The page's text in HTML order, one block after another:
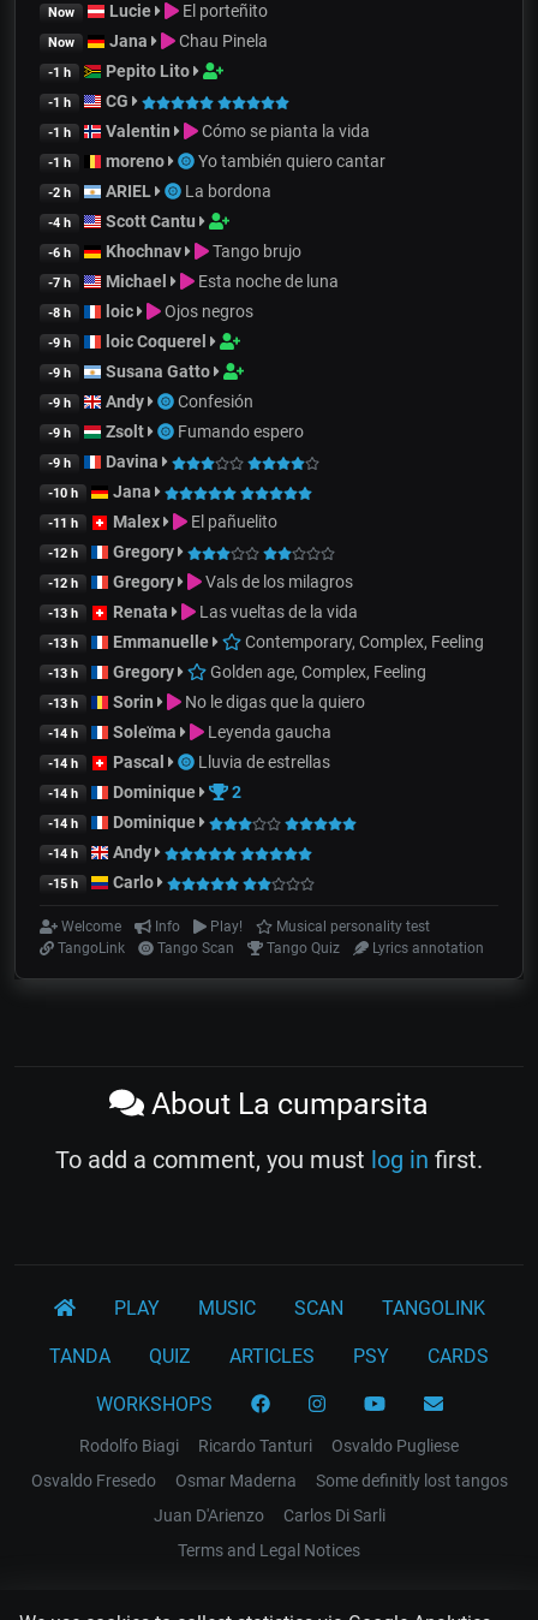
Now Lucie El porteñito
Now Jana Chau Pinela
-1 h Pepito Lito
-1 h CG
-1 h Valentin Cómo se pianta la vida
-1 h moreno Yo también quiero cantar
-2 h ARIEL La bordona
-4 h Scott Cantu
-6 h Khochnav Tango brujo
-7 h Michael Esta noche de luna
-8 h loic Ojos negros
-9 h loic Coquerel
-9 h Susana Gatto
-9 h Andy Confesión
-9 h Zsolt Fumando espero
-9 h Davina
-10 h Jana
-11 h Malex El pañuelito
-12 h Gregory
-12 h Gregory Vals de los milagros
-13 h Renata Las vueltas de la vida
-13 h Emmanuelle Contemporary, Complex, Feeling
-13 h Gregory Golden age, Complex, Feeling
-13 h Sorin No le digas que la quiero
-14 h Soleïma Leyenda gaucha
-14 h Pascal Lluvia de estrellas
-14 h Dominique 2
-14 h Dominique
-14 h Andy
-15 h Carlo
Welcome Info Play!
Musical personality test
TangoLink
Tango Scan Tango Quiz Lyrics annotation
About La cumparsita
To add a comment, you must log in first.
PLAY MUSIC SCAN TANGOLINK
TANDA QUIZ ARTICLES PSY CARDS
WORKSHOPS
Rodolfo Biagi Ricardo Tanturi
Osvaldo Pugliese
Osvaldo Fresedo
Osmar Maderna
Some definitly lost tangos
Juan D'Arienzo
Carlos Di Sarli
Terms and Legal Notices
EL RECODO TANGO